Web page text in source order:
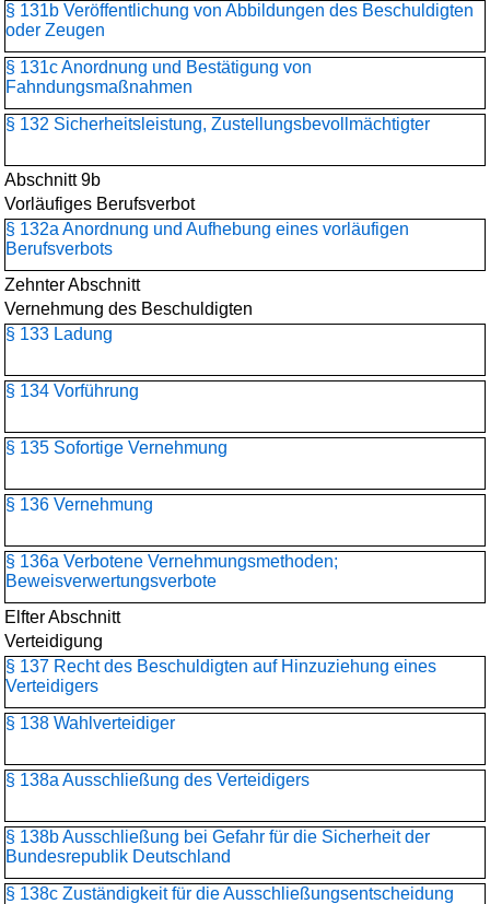
§ 131b Veröffentlichung von Abbildungen des Beschuldigten
oder Zeugen
§ 131c Anordnung und Bestätigung von
Fahndungsmaßnahmen
§ 132 Sicherheitsleistung, Zustellungsbevollmächtigter
Abschnitt 9b
Vorläufiges Berufsverbot
§ 132a Anordnung und Aufhebung eines vorläufigen
Berufsverbots
Zehnter Abschnitt
Vernehmung des Beschuldigten
§ 133 Ladung
§ 134 Vorführung
§ 135 Sofortige Vernehmung
§ 136 Vernehmung
§ 136a Verbotene Vernehmungsmethoden;
Beweisverwertungsverbote
Elfter Abschnitt
Verteidigung
§ 137 Recht des Beschuldigten auf Hinzuziehung eines
Verteidigers
§ 138 Wahlverteidiger
§ 138a Ausschließung des Verteidigers
§ 138b Ausschließung bei Gefahr für die Sicherheit der
Bundesrepublik Deutschland
§ 138c Zuständigkeit für die Ausschließungsentscheidung